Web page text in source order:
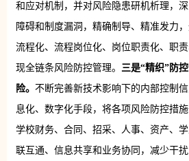
和应对机制，并对风险隐患研机析理，
障碍和制度漏洞，精确制导、精准发力
流程化、流程岗位化、岗位职责化、职
现全链条风险防控管理。 三是“精织”防
险。 不断完善新技术影响下的内部控制
息化、数字化手段，将各项风险防控措
学校财务、合同、招采、人事、资产、
联互通、信息共享和业务协同，减少干